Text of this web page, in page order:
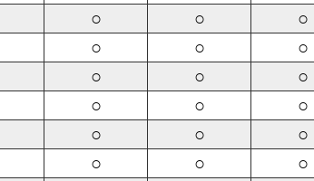
○ ○ ○
○ ○ ○
○ ○ ○
○ ○ ○
○ ○ ○
○ ○ ○